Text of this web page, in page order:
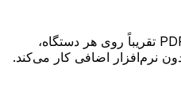
**سازگاری جهانی** — PDF تقریباً روی هر دستگاه،
نرم‌افزار اضافی کار می‌کند.